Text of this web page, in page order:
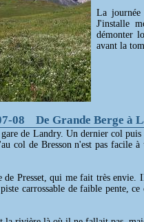
La journée
J'installe
démonter
avant la
08 De Grande Berge à
de Landry. Un dernier col puis
col de Bresson n'est pas facile à
Presset, qui me fait très envie.
carrossable de faible pente,